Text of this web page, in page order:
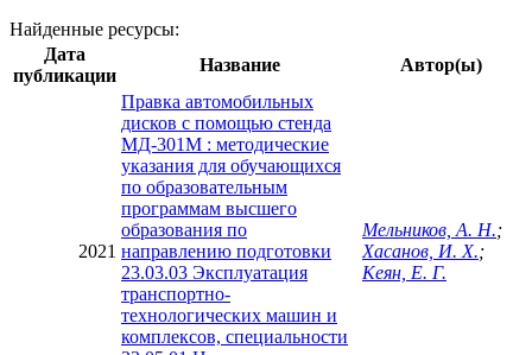
Найденные ресурсы:
Дата
публикации
Название Автор(ы)
2021
Правка автомобильных
дисков с помощью стенда
МД-301М : методические
указания для обучающихся
по образовательным
программам высшего
образования по
направлению подготовки
23.03.03 Эксплуатация
транспортно-
технологических машин и
комплексов, специальности
Мельников, А. Н.;
Хасанов, И. Х.;
Кеян, Е. Г.